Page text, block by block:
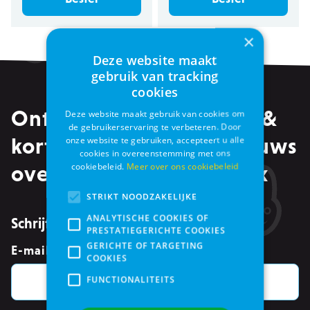
Ontvang alle promoties &
kortingen, maar ook nieuws
over events in je mailbox
Schrijf je in voor de nieuwsbrief
E-mailadres *
×
Deze website maakt
gebruik van tracking
cookies
Deze website maakt gebruik van cookies om
de gebruikerservaring te verbeteren. Door
onze website te gebruiken, accepteert u alle
cookies in overeenstemming met ons
cookiebeleid. Meer over ons cookiebeleid
STRIKT NOODZAKELIJKE
ANALYTISCHE COOKIES OF
PRESTATIEGERICHTE COOKIES
GERICHTE OF TARGETING
COOKIES
FUNCTIONALITEITS